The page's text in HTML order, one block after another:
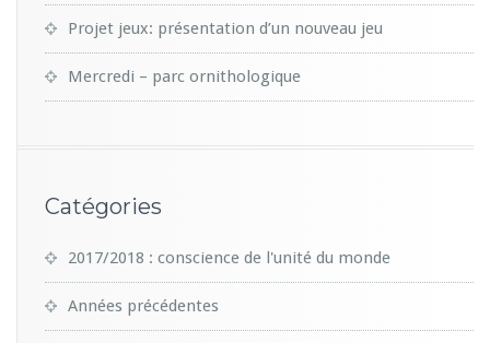
Projet jeux: présentation d’un nouveau jeu
Mercredi – parc ornithologique
Catégories
2017/2018 : conscience de l'unité du monde
Années précédentes